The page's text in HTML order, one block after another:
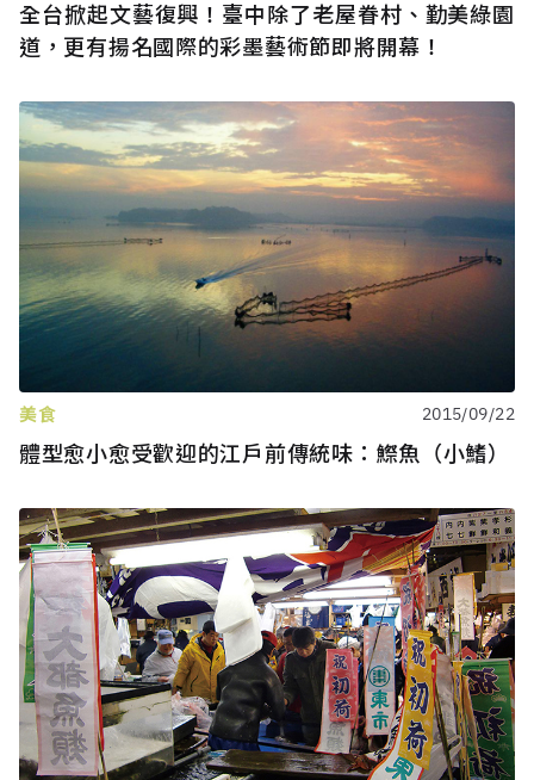
全台掀起文藝復興！臺中除了老屋眷村、勤美綠園
道，更有揚名國際的彩墨藝術節即將開幕！
美食 2015/09/22
體型愈小愈受歡迎的江戶前傳統味：鰶魚（小鰭）